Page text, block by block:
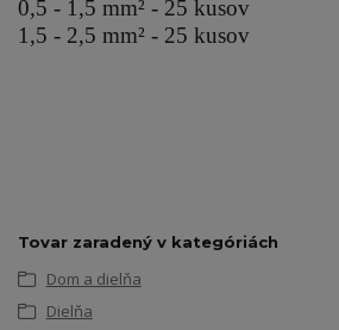
0,5 - 1,5 mm² - 25 kusov
1,5 - 2,5 mm² - 25 kusov
Tovar zaradený v kategóriách
Dom a dielňa
Dielňa